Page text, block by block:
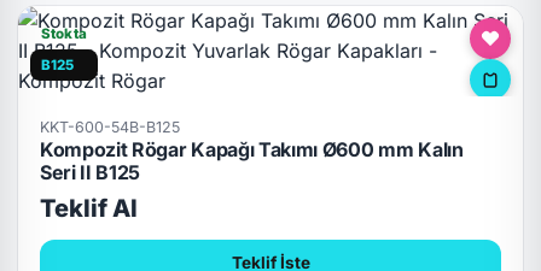
Stokta
B125
KKT-600-54B-B125
Kompozit Rögar Kapağı Takımı Ø600 mm Kalın
Seri II B125
Teklif Al
Teklif İste